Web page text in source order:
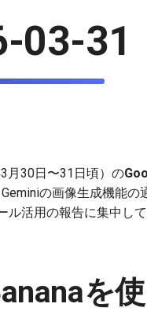
03-31
月30日〜31日頃）の
Geminiの画像生成機能
ル活用の報告に集中し
を